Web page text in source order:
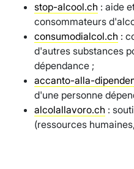
stop-alcool.ch : aide
consommateurs
consumodialcol.ch :
d'autres substances
dépendance ;
accanto-alla-
d'une personne
alcolallavoro.ch :
(ressources